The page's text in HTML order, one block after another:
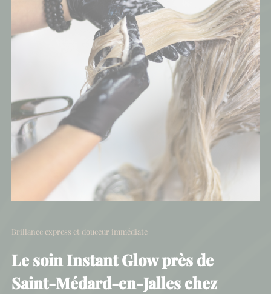
Brillance express et douceur immédiate
Le soin Instant Glow près de
Saint-Médard-en-Jalles chez